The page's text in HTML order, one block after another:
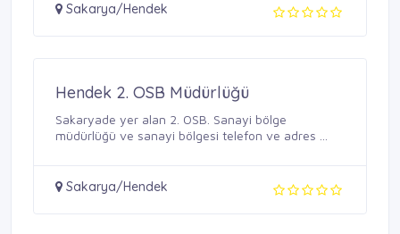
Sakarya/Hendek
Hendek 2. OSB Müdürlüğü
Sakaryade yer alan 2. OSB. Sanayi bölge
müdürlüğü ve sanayi bölgesi telefon ve adres ...
Sakarya/Hendek